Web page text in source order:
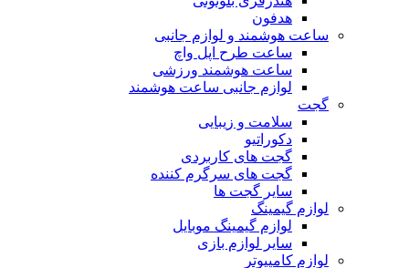
هدفون
ساعت هوشمند و لوازم جانبی
ساعت طرح اپل واچ
ساعت هوشمند ورزشی
لوازم جانبی ساعت هوشمند
گجت
سلامت و زیبایی
دکوراتیو
گجت های کاربردی
گجت های سرگرم کننده
سایر گجت ها
لوازم گیمینگ
لوازم گیمینگ موبایل
سایر لوازم بازی
لوازم کامپیوتر